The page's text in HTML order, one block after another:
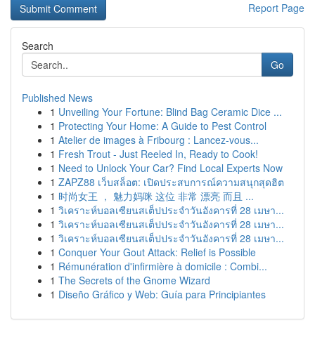
Report Page
Search
Go
Published News
1 Unveiling Your Fortune: Blind Bag Ceramic Dice ...
1 Protecting Your Home: A Guide to Pest Control
1 Atelier de images à Fribourg : Lancez-vous...
1 Fresh Trout - Just Reeled In, Ready to Cook!
1 Need to Unlock Your Car? Find Local Experts Now
1 ZAPZ88 เว็บสล็อต: เปิดประสบการณ์ความสนุกสุดฮิต
1 时尚女王 ， 魅力妈咪 这位 非常 漂亮 而且 ...
1 วิเคราะห์บอลเซียนสเต็ปประจำวันอังคารที่ 28 เมษา...
1 วิเคราะห์บอลเซียนสเต็ปประจำวันอังคารที่ 28 เมษา...
1 วิเคราะห์บอลเซียนสเต็ปประจำวันอังคารที่ 28 เมษา...
1 Conquer Your Gout Attack: Relief is Possible
1 Rémunération d'infirmière à domicile : Combi...
1 The Secrets of the Gnome Wizard
1 Diseño Gráfico y Web: Guía para Principiantes